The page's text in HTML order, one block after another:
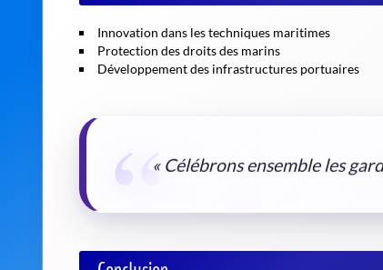
Innovation dans les techniques maritimes
Protection des droits des marins
Développement des infrastructures portuaires
« Célébrons ensemble les